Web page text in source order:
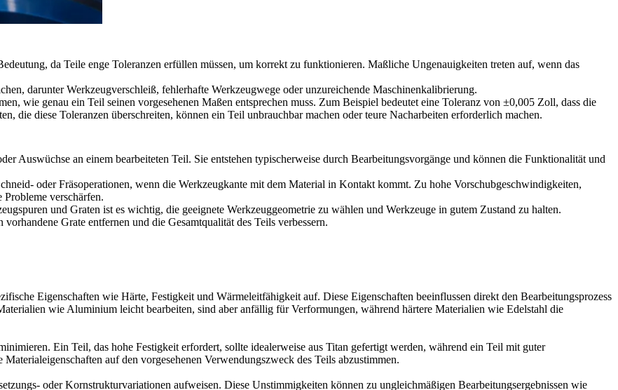
da Teile enge Toleranzen erfüllen müssen, um korrekt zu funktionieren. Maßliche Ungenauigkeiten treten auf, wenn das
darunter Werkzeugverschleiß, fehlerhafte Werkzeugwege oder unzureichende Maschinenkalibrierung.
wie genau ein Teil seinen vorgesehenen Maßen entsprechen muss. Zum Beispiel bedeutet eine Toleranz von ±0,005 Zoll, dass die
die diese Toleranzen überschreiten, können ein Teil unbrauchbar machen oder teure Nacharbeiten erforderlich machen.
Auswüchse an einem bearbeiteten Teil. Sie entstehen typischerweise durch Bearbeitungsvorgänge und können die Funktionalität und
oder Fräsoperationen, wenn die Werkzeugkante mit dem Material in Kontakt kommt. Zu hohe Vorschubgeschwindigkeiten,
verschärfen.
und Graten ist es wichtig, die geeignete Werkzeuggeometrie zu wählen und Werkzeuge in gutem Zustand zu halten.
Grate entfernen und die Gesamtqualität des Teils verbessern.
Eigenschaften wie Härte, Festigkeit und Wärmeleitfähigkeit auf. Diese Eigenschaften beeinflussen direkt den Bearbeitungsprozess
wie Aluminium leicht bearbeiten, sind aber anfällig für Verformungen, während härtere Materialien wie Edelstahl die
Ein Teil, das hohe Festigkeit erfordert, sollte idealerweise aus Titan gefertigt werden, während ein Teil mit guter
auf den vorgesehenen Verwendungszweck des Teils abzustimmen.
oder Kornstrukturvariationen aufweisen. Diese Unstimmigkeiten können zu ungleichmäßigen Bearbeitungsergebnissen wie